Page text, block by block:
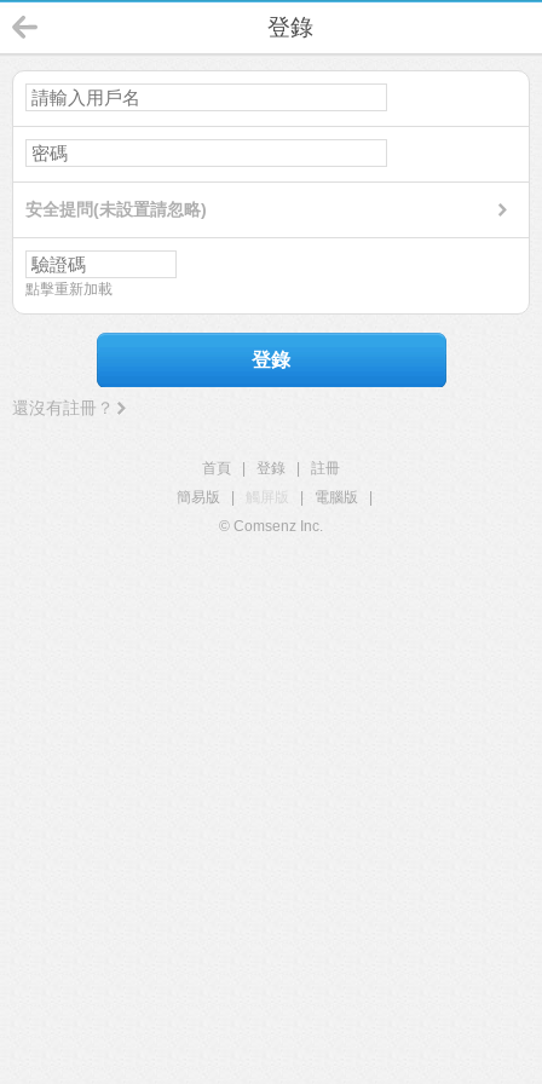
登錄
安全提問(未設置請忽略)
點擊重新加載
登錄
還沒有註冊？
首頁 登錄
註冊
簡易版
觸屏版 電腦版
© Comsenz Inc.